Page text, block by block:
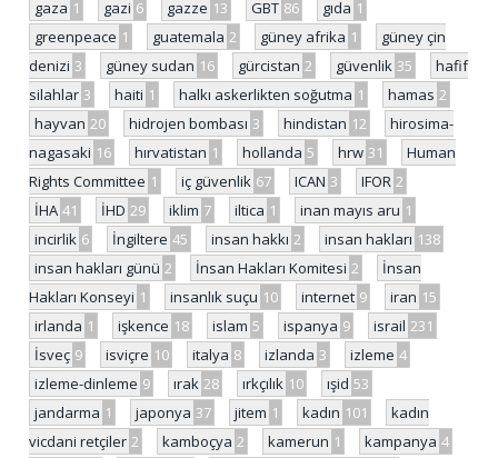
gaza 1 gazi 6 gazze 13 GBT 86 gıda 1
greenpeace 1 guatemala 2 güney afrika 1
güney çin
denizi 3 güney sudan 16 gürcistan 2 güvenlik 35
hafif
silahlar 3 haiti 1 halkı askerlikten soğutma 1 hamas 2
hayvan 20 hidrojen bombası 3 hindistan 12
hirosima-
nagasaki 16 hırvatistan 1 hollanda 5 hrw 31
Human
Rights Committee 1 iç güvenlik 67 ICAN 3 IFOR 2
İHA 41 İHD 29 iklim 7 iltica 1 inan mayıs aru 1
incirlik 6 İngiltere 45 insan hakkı 2 insan hakları 138
insan hakları günü 2 İnsan Hakları Komitesi 2
İnsan
Hakları Konseyi 1 insanlık suçu 10 internet 9 iran 15
irlanda 1 işkence 18 islam 5 ispanya 9 israil 231
İsveç 9 isviçre 10 italya 8 izlanda 3 izleme 4
izleme-dinleme 9 ırak 28 ırkçılık 10 ışid 53
jandarma 1 japonya 37 jitem 1 kadın 101
kadın
vicdani retçiler 2 kamboçya 2 kamerun 1 kampanya 4